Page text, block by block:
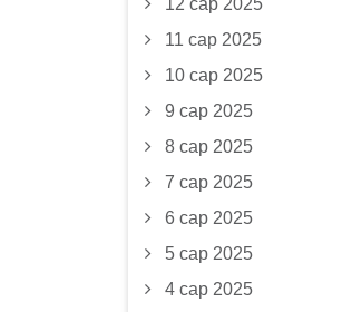
12 сар 2025
11 сар 2025
10 сар 2025
9 сар 2025
8 сар 2025
7 сар 2025
6 сар 2025
5 сар 2025
4 сар 2025